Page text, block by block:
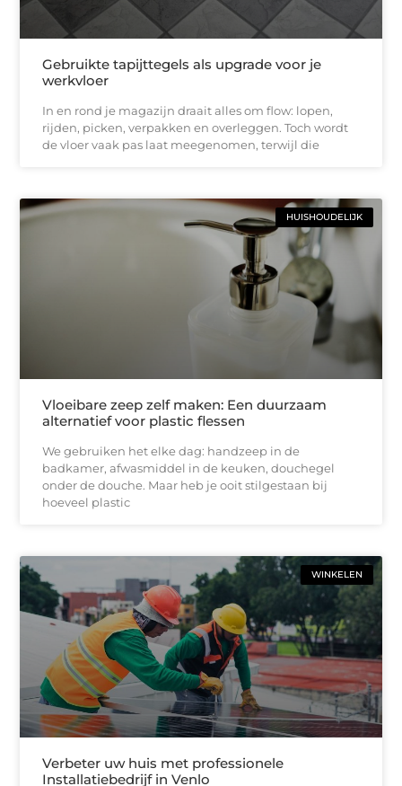
Gebruikte tapijttegels als upgrade voor je
werkvloer
In en rond je magazijn draait alles om flow: lopen,
rijden, picken, verpakken en overleggen. Toch wordt
de vloer vaak pas laat meegenomen, terwijl die
HUISHOUDELIJK
Vloeibare zeep zelf maken: Een duurzaam
alternatief voor plastic flessen
We gebruiken het elke dag: handzeep in de
badkamer, afwasmiddel in de keuken, douchegel
onder de douche. Maar heb je ooit stilgestaan bij
hoeveel plastic
WINKELEN
Verbeter uw huis met professionele
Installatiebedrijf in Venlo